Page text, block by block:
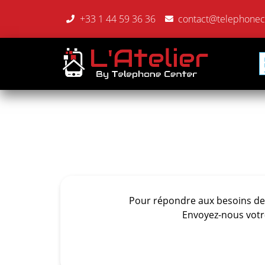
+33 1 44 59 36 36
Pour répondre aux besoins
Envoyez-nous